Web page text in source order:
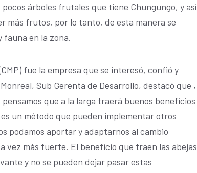
árboles frutales que tiene Chungungo, y así
más frutos, por lo tanto, de esta manera se
fauna en la zona.
fue la empresa que se interesó, confió y
Sub Gerenta de Desarrollo, destacó que ,
que a la larga traerá buenos beneficios
un método que pueden implementar otros
podamos aportar y adaptarnos al cambio
vez más fuerte. El beneficio que traen las abejas
y no se pueden dejar pasar estas